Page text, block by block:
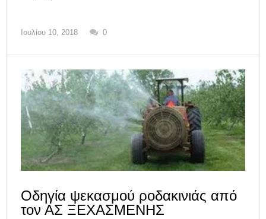
Ιουλίου 10, 2018 0
Οδηγία ψεκασμού ροδακινιάς από
τον ΑΣ ΞΕΧΑΣΜΕΝΗΣ